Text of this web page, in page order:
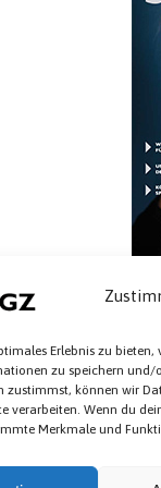
Erlebnis zu
zu speichern
zustimmst, können wir
verarbeiten. Wenn du
Merkmale und
25
Newsletter abbestellen
0